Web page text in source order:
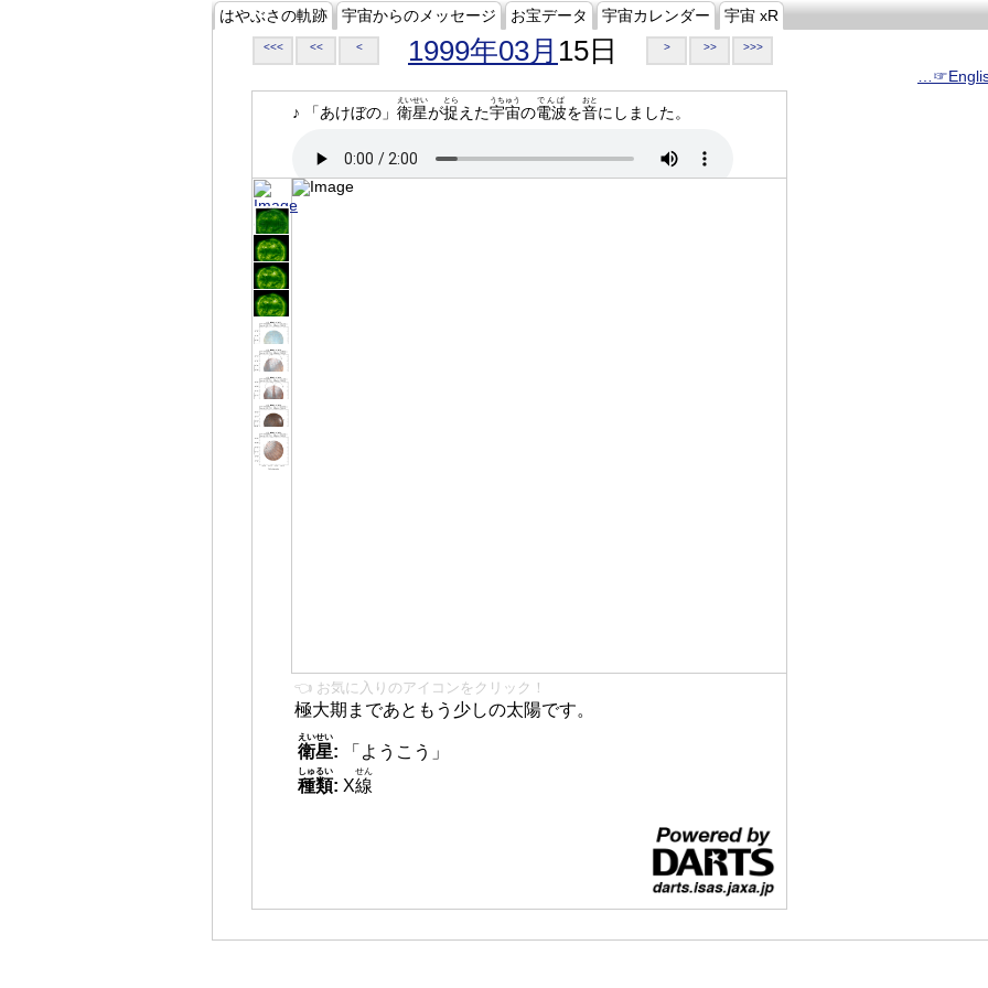
はやぶさの軌跡 宇宙からのメッセージ お宝データ 宇宙カレンダー 宇宙 xR
<<< << < 1999年03月 15日 > >> >>>
♪ 「あけぼの」 衛星
えいせい
が捉
とら
えた宇宙
うちゅう
の電波
でんぱ
を音
おと
にしました。
👈 お気に入りのアイコンをクリック！
極大期まであともう少しの太陽です。
衛星
えいせい
:
「ようこう」
種類
しゅるい
: X線
せん